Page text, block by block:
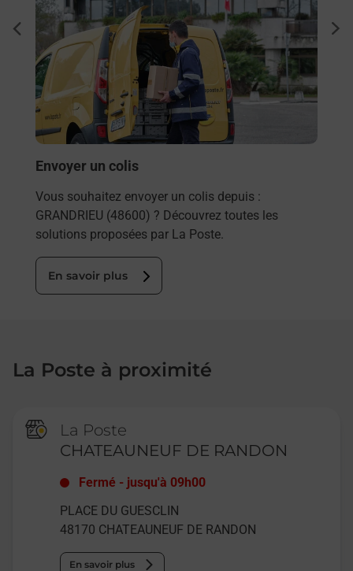
Envoyer un colis
Vous souhaitez envoyer un colis depuis :
GRANDRIEU (48600) ? Découvrez toutes les
solutions proposées par La Poste.
En savoir plus
La Poste à proximité
La Poste
CHATEAUNEUF DE RANDON
Fermé - jusqu'à 09h00
PLACE DU GUESCLIN
48170 CHATEAUNEUF DE RANDON
En savoir plus